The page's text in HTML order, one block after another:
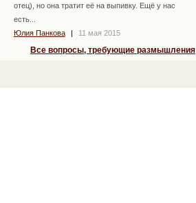
отец), но она тратит её на выпивку. Ещё у нас
есть...
Юлия Панкова
11 мая 2015
Все вопросы, требующие размышления